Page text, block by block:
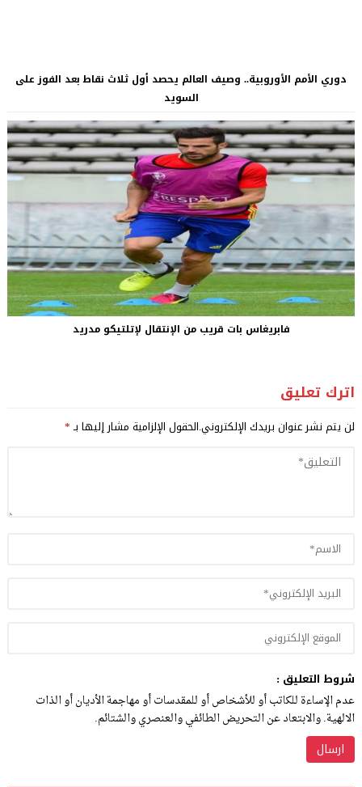
دوري الأمم الأوروبية.. وصيف العالم يحصد أول ثلاث نقاط بعد الفوز على
السويد
فابريغاس بات قريب من الإنتقال لإتلتيكو مدريد
اترك تعليق
لن يتم نشر عنوان بريدك الإلكتروني.الحقول الإلزامية مشار إليها بـ*
شروط التعليق :
عدم الإساءة للكاتب أو للأشخاص أو للمقدسات أو مهاجمة الأديان أو الذات
الالهية. والابتعاد عن التحريض الطائفي والعنصري والشتائم.